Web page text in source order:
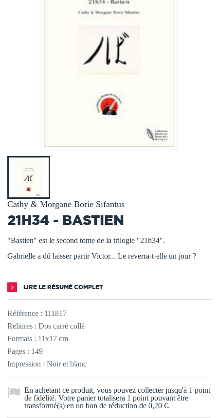
Cathy & Morgane Borie Sifantus
21H34 - BASTIEN
"Bastien" est le second tome de la trilogie "21h34".
Gabrielle a dû laisser partir Victor... Le reverra-t-elle un jour ?
LIRE LE RÉSUMÉ COMPLET
Référence : 111817
Reliures : Dos carré collé
Formats : 11x17 cm
Pages : 149
Impression : Noir et blanc
En achetant ce produit, vous pouvez collecter jusqu'à 1 point
de fidélité. Votre panier totalisera 1 point pouvant être
transformé(s) en un bon de réduction de 0,20 €.